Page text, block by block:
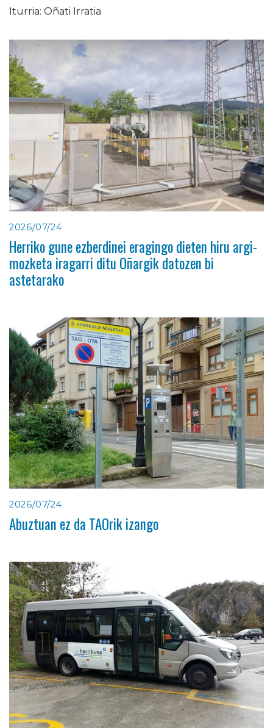
Iturria: Oñati Irratia
2026/07/24
Herriko gune ezberdinei eragingo dieten hiru argi-
mozketa iragarri ditu Oñargik datozen bi
astetarako
2026/07/24
Abuztuan ez da TAOrik izango